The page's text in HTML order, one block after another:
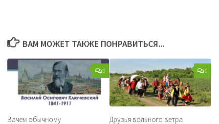
ВАМ МОЖЕТ ТАКЖЕ ПОНРАВИТЬСЯ...
0
Зачем обычному
0
Друзья вольного ветра